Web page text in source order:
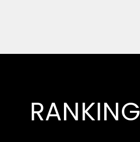
RANKING